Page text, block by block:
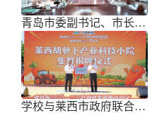
青岛市委副书记、市长任刚来校调研
学校与莱西市政府联合举办青岛市胡萝